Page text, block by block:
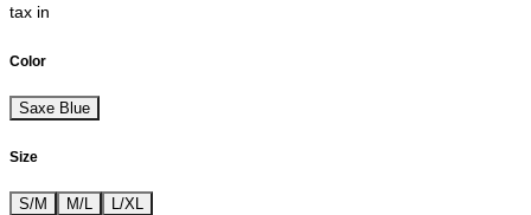
tax in
Color
Saxe Blue
Size
S/M M/L
L/XL